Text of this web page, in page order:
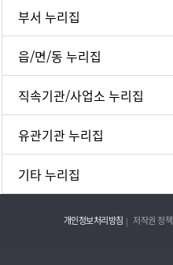
부서 누리집
읍/면/동 누리집
직속기관/사업소 누리집
유관기관 누리집
기타 누리집
개인정보처리방침 저작권 정책